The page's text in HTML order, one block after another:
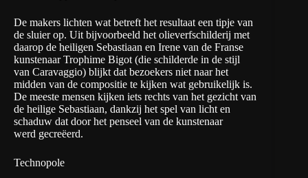
De makers lichten wat betreft het resultaat een tipje van
de sluier op. Uit bijvoorbeeld het olieverfschilderij met
daarop de heiligen Sebastiaan en Irene van de Franse
kunstenaar Trophime Bigot (die schilderde in de stijl
van Caravaggio) blijkt dat bezoekers niet naar het
midden van de compositie te kijken wat gebruikelijk is.
De meeste mensen kijken iets rechts van het gezicht van
de heilige Sebastiaan, dankzij het spel van licht en
schaduw dat door het penseel van de kunstenaar
werd gecreëerd.
Technopole